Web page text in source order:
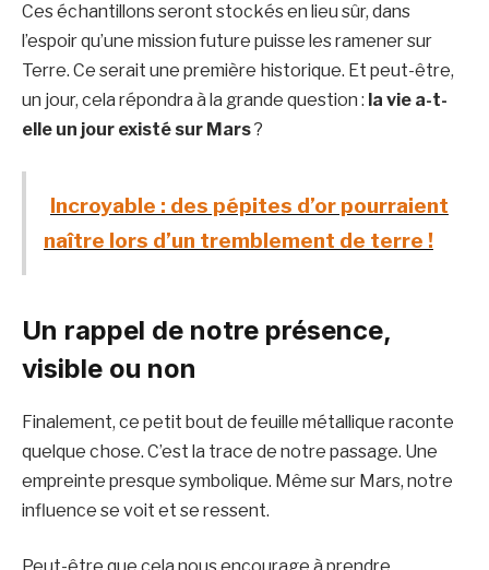
Ces échantillons seront stockés en lieu sûr, dans
l’espoir qu’une mission future puisse les ramener sur
Terre. Ce serait une première historique. Et peut-être,
un jour, cela répondra à la grande question : la vie a-t-
elle un jour existé sur Mars?
Incroyable : des pépites d’or pourraient
naître lors d’un tremblement de terre !
Un rappel de notre présence,
visible ou non
Finalement, ce petit bout de feuille métallique raconte
quelque chose. C’est la trace de notre passage. Une
empreinte presque symbolique. Même sur Mars, notre
influence se voit et se ressent.